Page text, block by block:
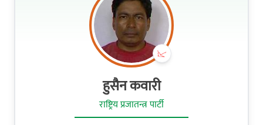
हुसैन कवारी
राष्ट्रिय प्रजातन्त्र पार्टी